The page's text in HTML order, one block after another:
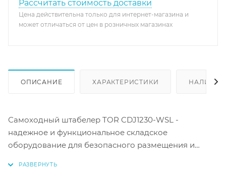
Рассчитать стоимость доставки
Цена действительна только для интернет-магазина и
может отличаться от цен в розничных магазинах
ОПИСАНИЕ ХАРАКТЕРИСТИКИ
Самоходный штабелер TOR CDJ1230-WSL -
надежное и функциональное складское
оборудование для безопасного размещения и